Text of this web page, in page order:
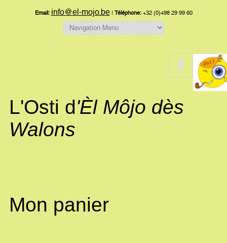
Email: info@el-mojo.be| Téléphone:+32 (0)498 29 99 60
L'Osti d'Èl Môjo dès
Walons
Mon panier